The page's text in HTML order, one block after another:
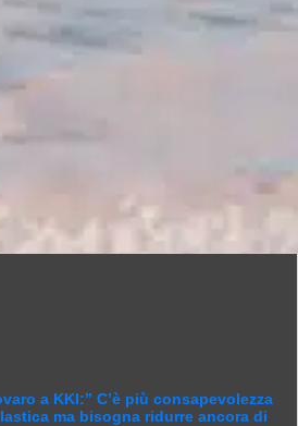
a KKI:” C’è più consapevolezza
ma bisogna ridurre ancora di